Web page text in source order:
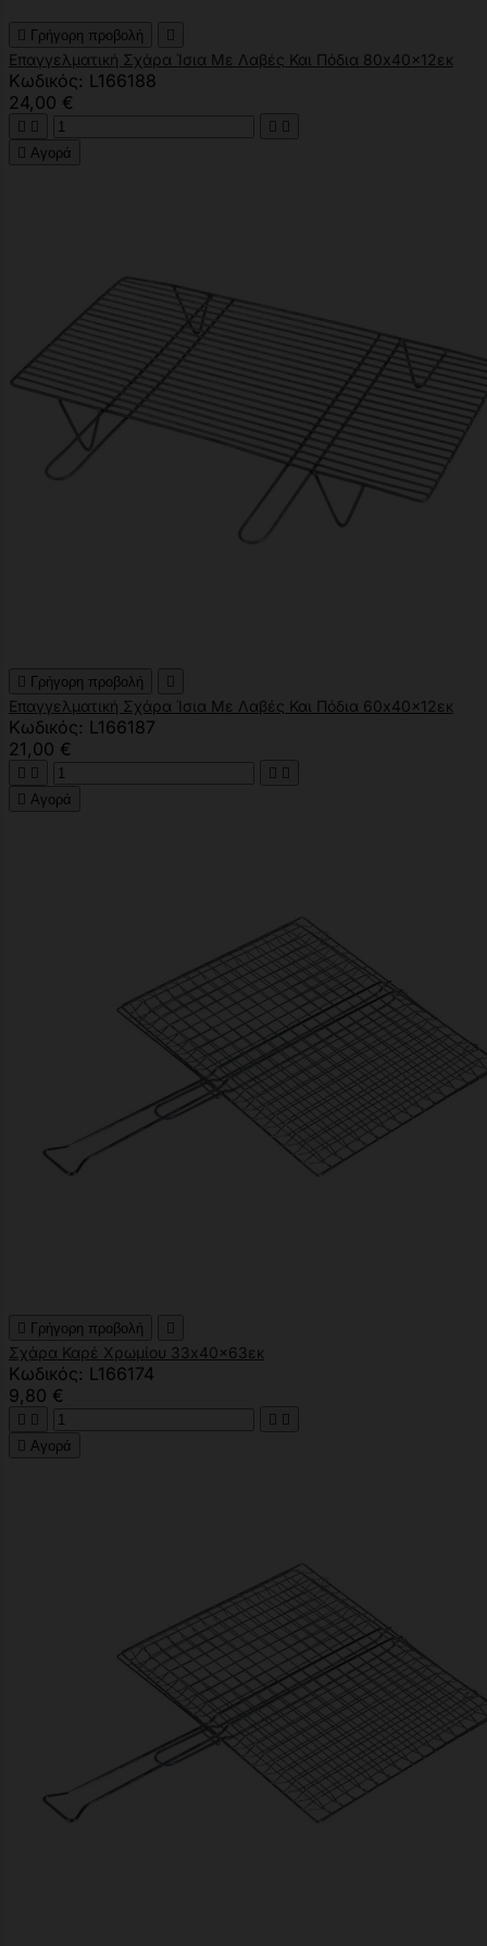
 Γρήγορη προβολή 
Επαγγελματική Σχάρα Ίσια Με Λαβές Και Πόδια 80x40x12εκ
Κωδικός: L166188
24,00 €
   
 Αγορά
 Γρήγορη προβολή 
Επαγγελματική Σχάρα Ίσια Με Λαβές Και Πόδια 60x40x12εκ
Κωδικός: L166187
21,00 €
   
 Αγορά
 Γρήγορη προβολή 
Σχάρα Καρέ Χρωμίου 33x40x63εκ
Κωδικός: L166174
9,80 €
   
 Αγορά